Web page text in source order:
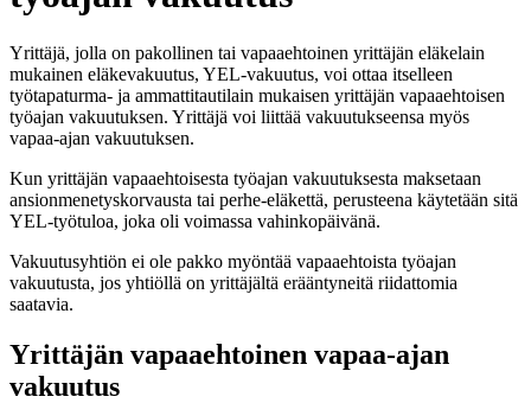
Yrittäjä, jolla on pakollinen tai vapaaehtoinen yrittäjän eläkelain
mukainen eläkevakuutus, YEL-vakuutus, voi ottaa itselleen
työtapaturma- ja ammattitautilain mukaisen yrittäjän vapaaehtoisen
työajan vakuutuksen. Yrittäjä voi liittää vakuutukseensa myös
vapaa-ajan vakuutuksen.
Kun yrittäjän vapaaehtoisesta työajan vakuutuksesta maksetaan
ansionmenetyskorvausta tai perhe-eläkettä, perusteena käytetään sitä
YEL-työtuloa, joka oli voimassa vahinkopäivänä.
Vakuutusyhtiön ei ole pakko myöntää vapaaehtoista työajan
vakuutusta, jos yhtiöllä on yrittäjältä erääntyneitä riidattomia
saatavia.
Yrittäjän vapaaehtoinen vapaa-ajan
vakuutus